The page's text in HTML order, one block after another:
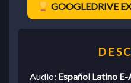
GOOGLEDRIVE
Audio: Español Latino